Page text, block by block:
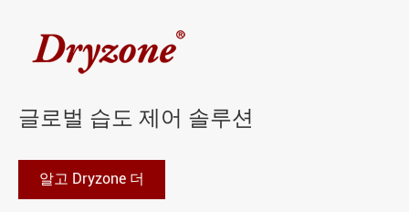
글로벌 습도 제어 솔루션
알고 Dryzone 더